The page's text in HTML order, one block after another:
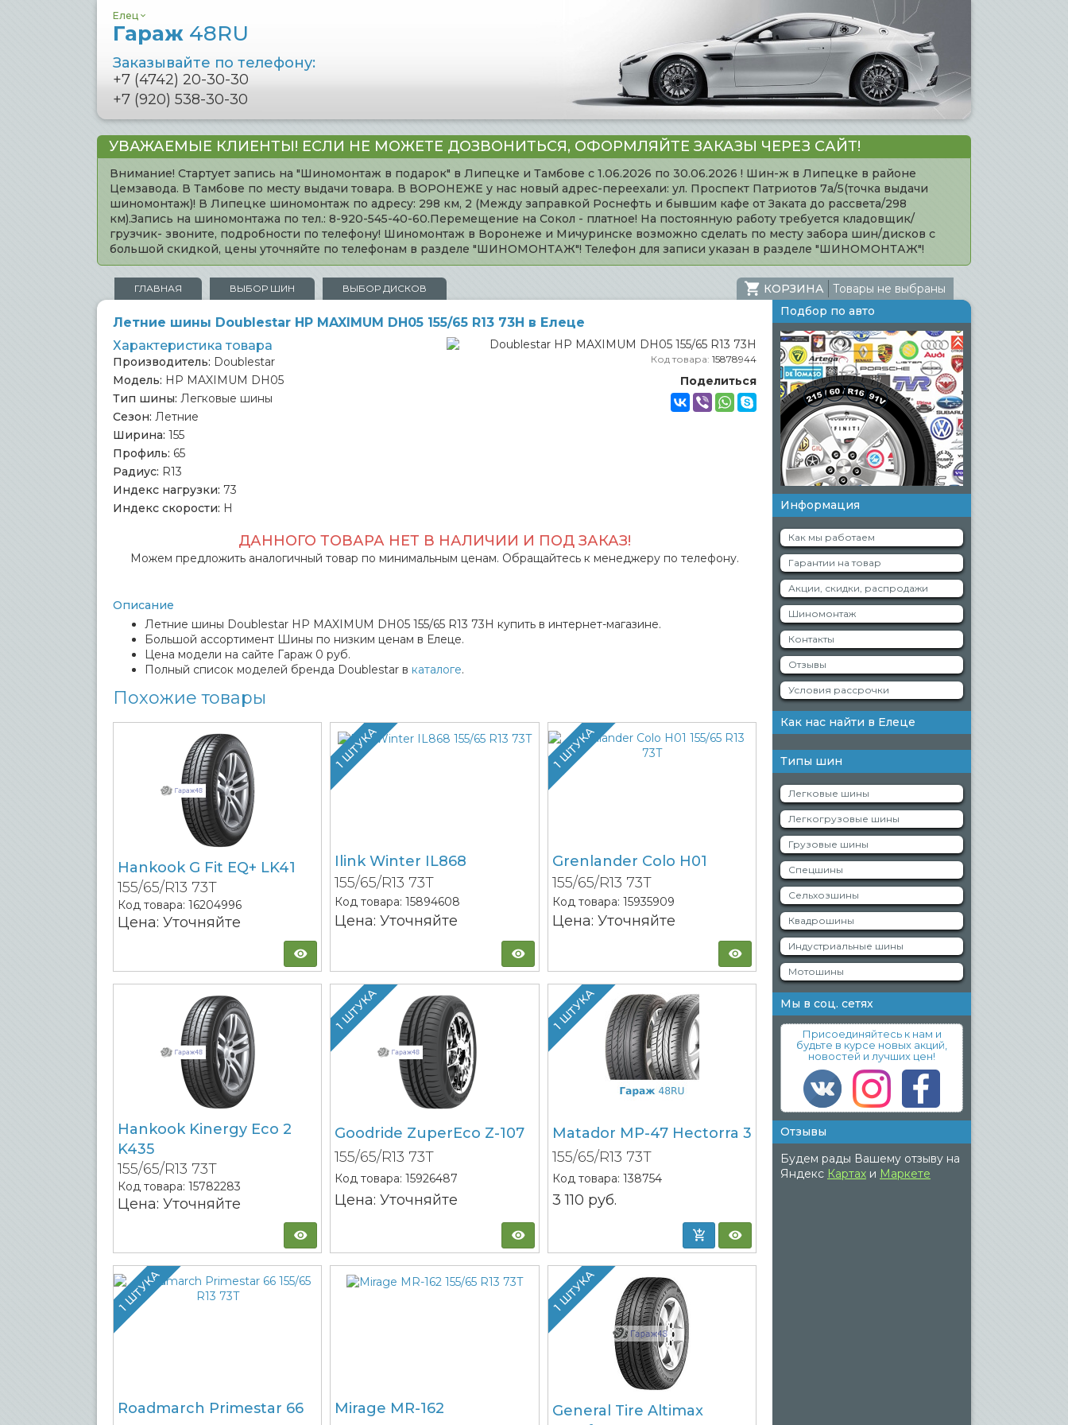
Елец
Гараж 48RU
Заказывайте по телефону:
+7 (4742) 20-30-30
+7 (920) 538-30-30
УВАЖАЕМЫЕ КЛИЕНТЫ! ЕСЛИ НЕ МОЖЕТЕ ДОЗВОНИТЬСЯ, ОФОРМЛЯЙТЕ ЗАКАЗЫ ЧЕРЕЗ САЙТ!
Внимание! Стартует запись на "Шиномонтаж в подарок" в Липецке и Тамбове с 1.06.2026 по 30.06.2026 ! Шин-ж в Липецке в районе
Цемзавода. В Тамбове по месту выдачи товара. В ВОРОНЕЖЕ у нас новый адрес-переехали: ул. Проспект Патриотов 7а/5(точка выдачи
шиномонтаж)! В Липецке шиномонтаж по адресу: 298 км, 2 (Между заправкой Роснефть и бывшим кафе от Заката до рассвета/298
км).Запись на шиномонтажа по тел.: 8-920-545-40-60.Перемещение на Сокол - платное! На постоянную работу требуется кладовщик/
грузчик- звоните, подробности по телефону! Шиномонтаж в Воронеже и Мичуринске возможно сделать по месту забора шин/дисков с
большой скидкой, цены уточняйте по телефонам в разделе "ШИНОМОНТАЖ"! Телефон для записи указан в разделе "ШИНОМОНТАЖ"!
ГЛАВНАЯ ВЫБОР ШИН ВЫБОР ДИСКОВ КОРЗИНА Товары не выбраны
Летние шины Doublestar HP MAXIMUM DH05 155/65 R13 73H в Елеце
Характеристика товара
Производитель: Doublestar
Модель: HP MAXIMUM DH05
Тип шины: Легковые шины
Сезон: Летние
Ширина: 155
Профиль: 65
Радиус: R13
Индекс нагрузки: 73
Индекс скорости: H
Код товара: 15878944
Поделиться
ДАННОГО ТОВАРА НЕТ В НАЛИЧИИ И ПОД ЗАКАЗ!
Можем предложить аналогичный товар по минимальным ценам. Обращайтесь к менеджеру по телефону.
Описание
Летние шины Doublestar HP MAXIMUM DH05 155/65 R13 73H купить в интернет-магазине.
Большой ассортимент Шины по низким ценам в Елеце.
Цена модели на сайте Гараж 0 руб.
Полный список моделей бренда Doublestar в каталоге.
Похожие товары
Hankook G Fit EQ+ LK41
155/65/R13 73T
Код товара: 16204996
Цена: Уточняйте
1 ШТУКА
Ilink Winter IL868
155/65/R13 73T
Код товара:15894608
Цена: Уточняйте
1 ШТУКА
Grenlander Colo H01
155/65/R13 73T
Код товара: 15935909
Цена: Уточняйте
Hankook Kinergy Eco 2
K435
155/65/R13 73T
Код товара: 15782283
Цена: Уточняйте
1 ШТУКА
Goodride ZuperEco Z-107
155/65/R13 73T
Код товара:15926487
Цена: Уточняйте
1 ШТУКА
Matador MP-47 Hectorra 3
155/65/R13 73T
Код товара: 138754
3 110 руб.
1 ШТУКА
Roadmarch Primestar 66 Mirage MR-162
1 ШТУКА
General Tire Altimax
Подбор по авто
Информация
Как мы работаем
Гарантии на товар
Акции, скидки, распродажи
Шиномонтаж
Контакты
Отзывы
Условия рассрочки
Как нас найти в Елеце
Типы шин
Легковые шины
Легкогрузовые шины
Грузовые шины
Спецшины
Сельхозшины
Квадрошины
Индустриальные шины
Мотошины
Мы в соц. сетях
Присоединяйтесь к нам и
будьте в курсе новых акций,
новостей и лучших цен!
Отзывы
Будем рады Вашему отзыву на
Яндекс Картах и Маркете